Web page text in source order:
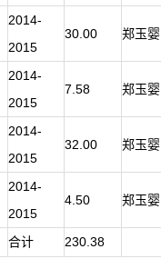
2014-
2015
30.00 郑玉婴
2014-
2015
7.58 郑玉婴
2014-
2015
32.00 郑玉婴
2014-
2015
4.50 郑玉婴
合计
230.38